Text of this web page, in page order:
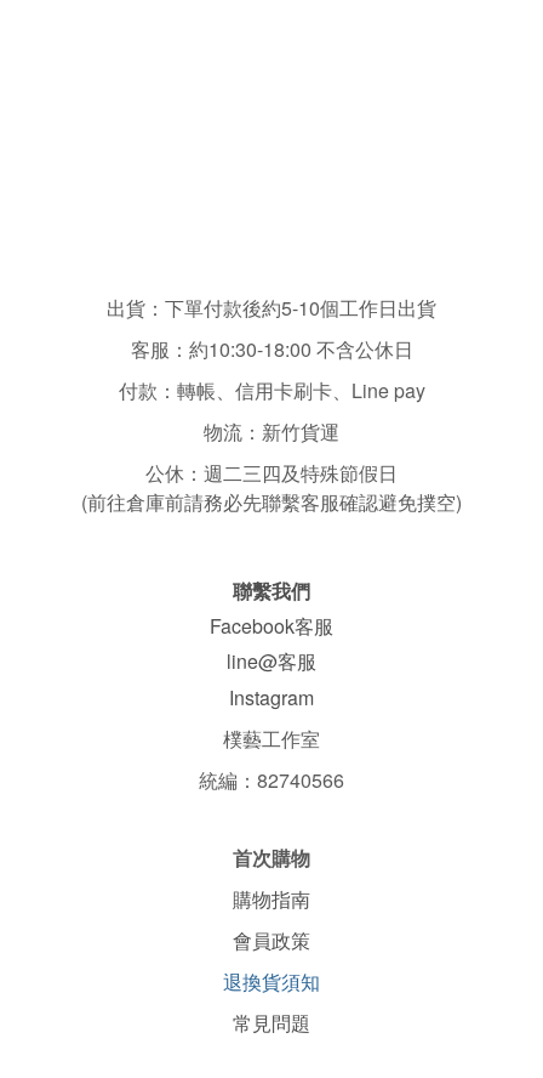
出貨：下單付款後約5-10個工作日出貨
客服： 約10:30-18:00 不含公休日
付款：轉帳、信用卡刷卡、Line pay
物流：新竹貨運
公休： 週二三四及特殊節假日
(前往倉庫前請務必先聯繫客服確認避免撲空)
聯繫我們
Facebook客服
line@客服
Instagram
樸藝工作室
統編：82740566
首次購物
購物指南
會員政策
退換貨須知
常見問題